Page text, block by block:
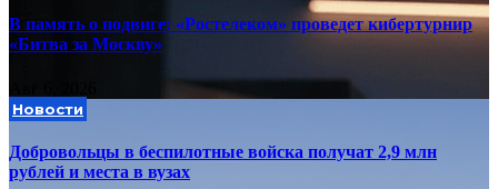
В память о подвиге: «Ростелеком» проведет кибертурнир
«Битва за Москву»
Новости
Добровольцы в беспилотные войска получат 2,9 млн
рублей и места в вузах